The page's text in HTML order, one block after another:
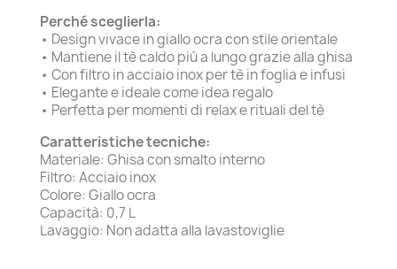
Perché sceglierla:
• Design vivace in giallo ocra con stile orientale
• Mantiene il tè caldo più a lungo grazie alla ghisa
• Con filtro in acciaio inox per tè in foglia e infusi
• Elegante e ideale come idea regalo
• Perfetta per momenti di relax e rituali del tè
Caratteristiche tecniche:
Materiale: Ghisa con smalto interno
Filtro: Acciaio inox
Colore: Giallo ocra
Capacità: 0,7 L
Lavaggio: Non adatta alla lavastoviglie